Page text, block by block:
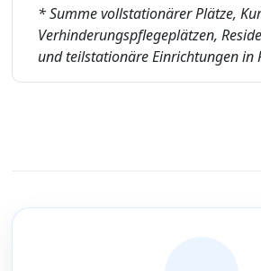
* Summe vollstationärer Plätze,
Verhinderungspflegeplätzen,
und teilstationäre Einrichtungen in